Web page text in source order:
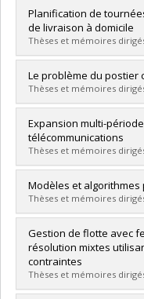
Diplômé(e) :Ghita,
Cycle :Maîtrise
Diplôme obtenu :M.
Lien vers le document
Planification de
de livraison à domicile
Thèses et mémoires
Diplômé(e) :Azi, Nabila
Cycle : Maîtrise
Diplôme obtenu :M.
Lien vers le document
Le problème du postier
Thèses et mémoires
Diplômé(e) :Omme,
Cycle :Maîtrise
Diplôme obtenu :M.
Lien vers le document
Expansion multi-
télécommunications
Thèses et mémoires
Diplômé(e) :Smires, Ali
Cycle : Maîtrise
Diplôme obtenu :M.
Lien vers le document
Modèles et
Thèses et mémoires
Diplômé(e) :Abrache,
Cycle :Doctorat
Diplôme obtenu :
Lien vers le document
Gestion de flotte avec
résolution mixtes
contraintes
Thèses et mémoires